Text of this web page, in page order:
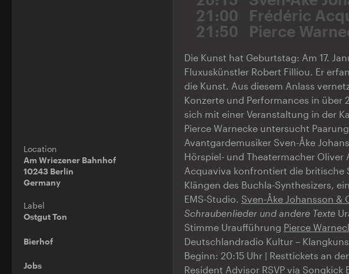
Location
Am Wriezener Bahnhof
10243 Berlin
Germany
Label
Ostgut Ton
Bierhof
Jobs
21:00
Frédéric
21:50
Pierce
Die Kunst hat Geburtstag: Am 17.
Fluxuskünstler Robert Filliou. Er
die Kunst. Aus diesem Anlass
Konzerte und Performances in
sich mit einer Veranstaltung in der
Pierce Warnecke untersucht
Avantgardemusiker Sven-Åke
Hörspiel- und Theatermacher
Acquaviva konfrontiert die britische
Klängen des Buchla-Synthesizers,
EMS-Studio. Sven-Åke Johansson &
Schraubenlieder und andere Texte
Stimme Uraufführung Pierce
Deutschlandradio Kultur –
Beginn: 20:15 Uhr | Resttickets an
Resident AdvisorRSVP via Songkick